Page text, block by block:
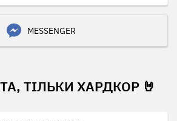
MESSENGER
ТІЛЬКИ ХАРДКОР 🤘